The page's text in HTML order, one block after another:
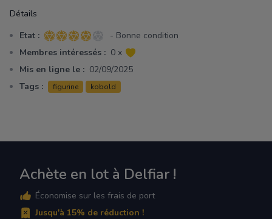
Détails
Etat : 4 sur 5 étoiles
- Bonne condition
Membres intéressés : 0 x
Mis en ligne le : 02/09/2025
Tags :
figurine kobold
Achète en lot à Delfiar !
Économise sur les frais de port
Jusqu'à 15% de réduction !